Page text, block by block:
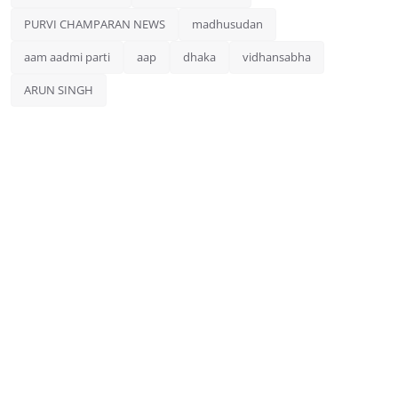
PURVI CHAMPARAN NEWS madhusudan
aam aadmi parti aap dhaka vidhansabha
ARUN SINGH